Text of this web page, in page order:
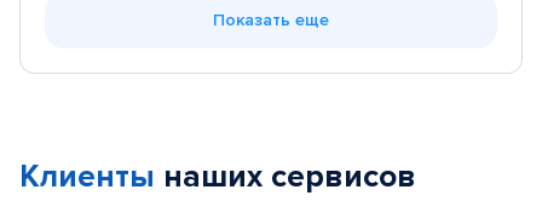
Показать еще
Клиенты наших сервисов